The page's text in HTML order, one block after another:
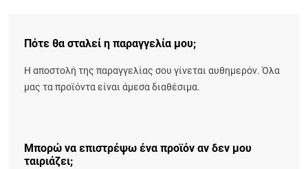
Πότε θα σταλεί η παραγγελία μου;
Η αποστολή της παραγγελίας σου γίνεται αυθημερόν. Όλα
μας τα προϊόντα είναι άμεσα διαθέσιμα.
Μπορώ να επιστρέψω ένα προϊόν αν δεν μου
ταιριάζει;